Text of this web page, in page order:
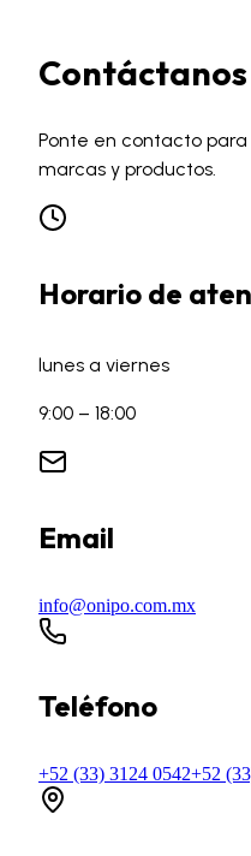
Contáctanos
Ponte en contacto
marcas y productos.
Horario de
lunes a viernes
9:00 – 18:00
Email
info@onipo.com.mx
Teléfono
+52 (33) 3124 0542+52